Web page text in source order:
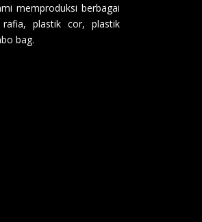
memproduksi berbagai
plastik cor, plastik
bag.